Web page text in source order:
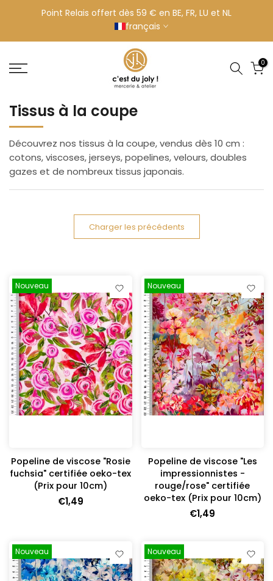
contenu
Point Relais offert dès 59 € en BE, FR, LU et NL
français
0
Tissus à la coupe
Découvrez nos tissus à la coupe, vendus dès 10 cm :
cotons, viscoses, jerseys, popelines, velours, doubles
gazes et de nombreux tissus japonais.
Charger les précédents
Nouveau
Popeline de viscose "Rosie
fuchsia" certifiée oeko-tex
(Prix pour 10cm)
€1,49
Nouveau
Popeline de viscose "Les
impressionnistes -
rouge/rose" certifiée
oeko-tex (Prix pour 10cm)
€1,49
Nouveau Nouveau